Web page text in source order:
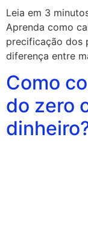
Leia em 3
Aprenda como
precificação dos
diferença entre
Como
do zero